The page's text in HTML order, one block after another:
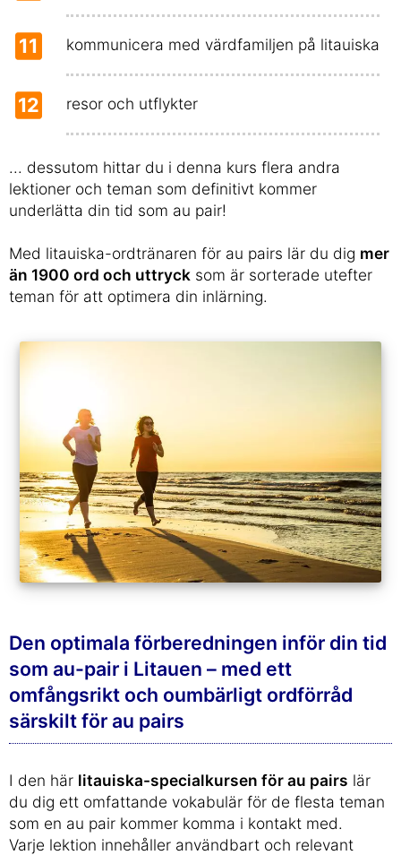
11 kommunicera med värdfamiljen på litauiska
12 resor och utflykter
... dessutom hittar du i denna kurs flera andra
lektioner och teman som definitivt kommer
underlätta din tid som au pair!
Med litauiska-ordtränaren för au pairs lär du dig mer
än 1900 ord och uttryck som är sorterade utefter
teman för att optimera din inlärning.
Den optimala förberedningen inför din tid
som au-pair i Litauen – med ett
omfångsrikt och oumbärligt ordförråd
särskilt för au pairs
I den här litauiska-specialkursen för au pairs lär
du dig ett omfattande vokabulär för de flesta teman
som en au pair kommer komma i kontakt med.
Varje lektion innehåller användbart och relevant